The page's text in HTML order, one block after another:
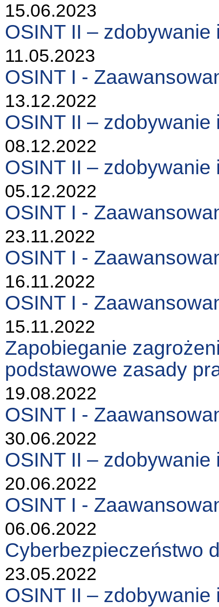
15.06.2023
OSINT II – zdobywanie
11.05.2023
OSINT I -
13.12.2022
OSINT II – zdobywanie
08.12.2022
OSINT II – zdobywanie
05.12.2022
OSINT I -
23.11.2022
OSINT I -
16.11.2022
OSINT I -
15.11.2022
Zapobieganie
podstawowe zasady
19.08.2022
OSINT I -
30.06.2022
OSINT II – zdobywanie
20.06.2022
OSINT I -
06.06.2022
Cyberbezpieczeństwo
23.05.2022
OSINT II – zdobywanie